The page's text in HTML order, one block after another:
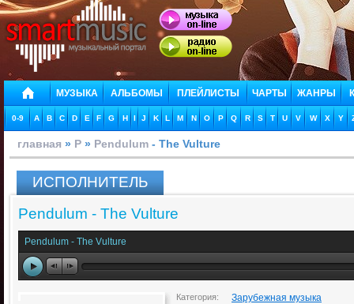
МУЗЫКА АЛЬБОМЫ ПЛЕЙЛИСТЫ ЧАРТЫ ЖАНРЫ
0-9 A B C D E F G H I J K L M N O P Q R S T U V W X Y
главная » P » Pendulum - The Vulture
ИСПОЛНИТЕЛЬ
Pendulum - The Vulture
Pendulum - The Vulture
Категория: Зарубежная музыка